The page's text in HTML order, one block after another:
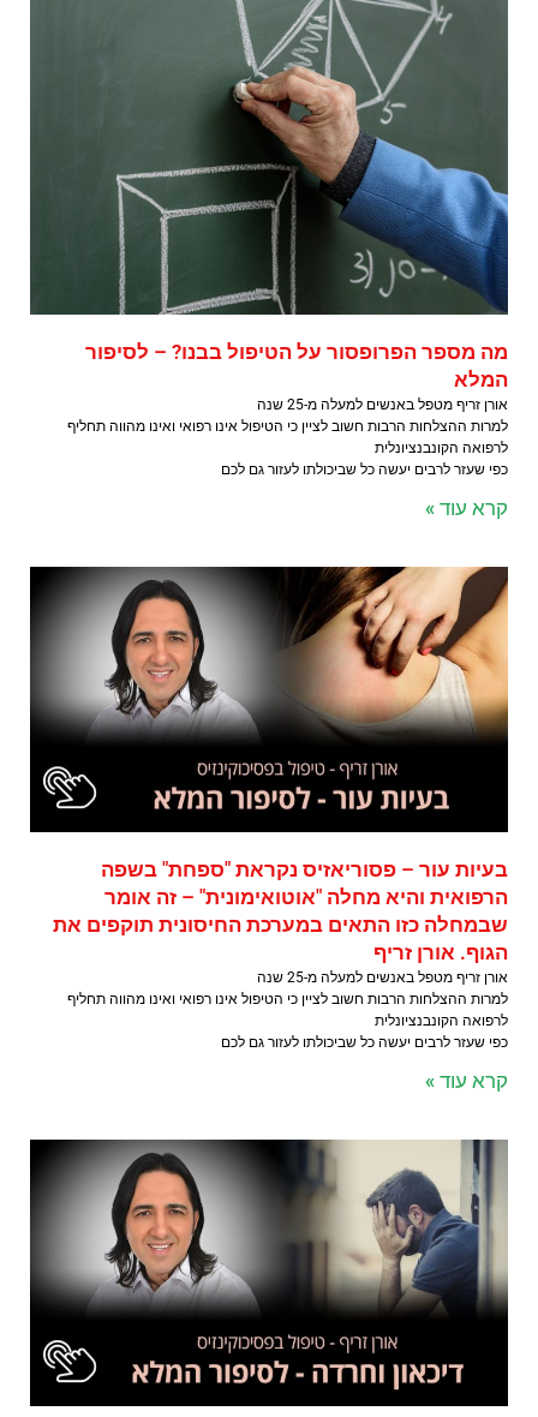
מה מספר הפרופסור על הטיפול בבנו? – לסיפור
המלא
אורן זריף מטפל באנשים למעלה מ-25 שנה
למרות ההצלחות הרבות חשוב לציין כי הטיפול אינו רפואי ואינו מהווה תחליף
לרפואה הקונבנציונלית
כפי שעזר לרבים יעשה כל שביכולתו לעזור גם לכם
קרא עוד »
בעיות עור – פסוריאזיס נקראת "ספחת" בשפה
הרפואית והיא מחלה "אוטואימונית" – זה אומר
שבמחלה כזו התאים במערכת החיסונית תוקפים את
הגוף. אורן זריף
אורן זריף מטפל באנשים למעלה מ-25 שנה
למרות ההצלחות הרבות חשוב לציין כי הטיפול אינו רפואי ואינו מהווה תחליף
לרפואה הקונבנציונלית
כפי שעזר לרבים יעשה כל שביכולתו לעזור גם לכם
קרא עוד »